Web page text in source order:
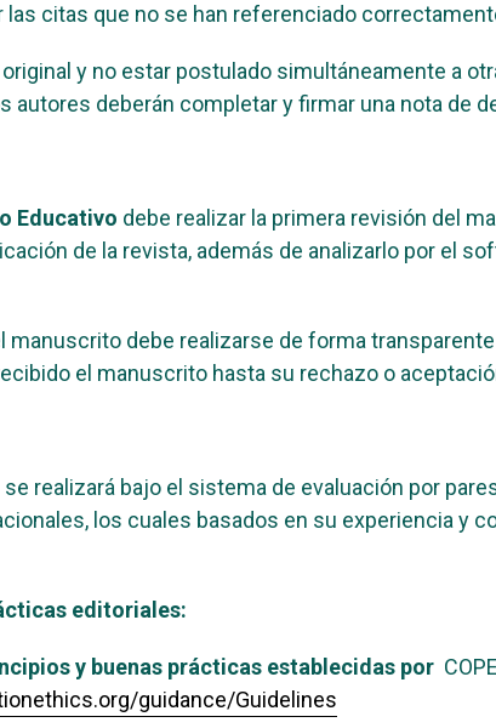
las citas que no se han referenciado
y no estar postulado simultáneamente a
autores deberán completar y firmar una nota de
Educativo debe realizar la primera revisión del
de la revista, además de analizarlo por el
manuscrito debe realizarse de forma
el manuscrito hasta su rechazo o
realizará bajo el sistema de evaluación por
los cuales basados en su experiencia y
editoriales:
y buenas prácticas establecidas por
guidance/Guidelines